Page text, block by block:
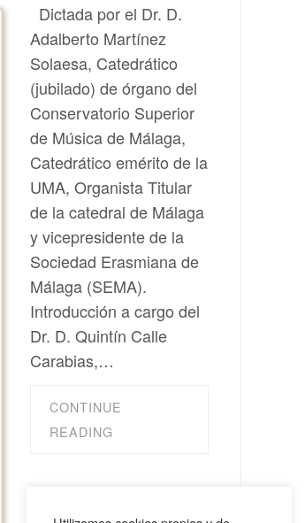
Dictada por el Dr. D.
Adalberto Martínez
Solaesa, Catedrático
(jubilado) de órgano del
Conservatorio Superior
de Música de Málaga,
Catedrático emérito de la
UMA, Organista Titular
de la catedral de Málaga
y vicepresidente de la
Sociedad Erasmiana de
Málaga (SEMA).
Introducción a cargo del
Dr. D. Quintín Calle
Carabias,…
CONTINUE
READING